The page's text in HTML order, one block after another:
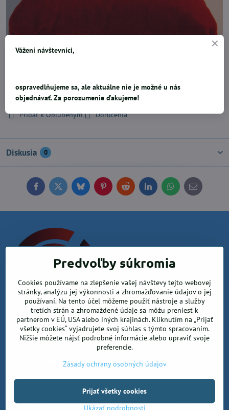
6,27 €
Pridať k Obľúbeným Doručenia
Diskusia 0
FacebookTwitterBlueskyPinterestReddit LinkedInWhatsApp
E-
mail
Krea office, s.r.o.
Kancelárske potreby
Kreatívne potreby a sortiment pre deti
©2026Copyright
Predvoľby súkromiaZásady ochrany osobných údajov
Predvoľby súkromia
Cookies používame na zlepšenie vašej návštevy tejto webovej
stránky, analýzu jej výkonnosti a zhromažďovanie údajov o jej
používaní. Na tento účel môžeme použiť nástroje a služby
tretích strán a zhromaždené údaje sa môžu preniesť k
partnerom v EÚ, USA alebo iných krajinách. Kliknutím na „Prijať
všetky cookies“ vyjadrujete svoj súhlas s týmto spracovaním.
Nižšie môžete nájsť podrobné informácie alebo upraviť svoje
preferencie.
Zásady ochrany osobných údajov
Ukázať podrobnosti
Prijať všetky cookies
Vážení návštevníci,
ospravedlňujeme sa, ale aktuálne nie je možné u nás
objednávať. Za porozumenie ďakujeme!